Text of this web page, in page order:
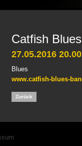
Catfish
27.05.2016 20.00
Blues
www.catfish-blues-
Zurück